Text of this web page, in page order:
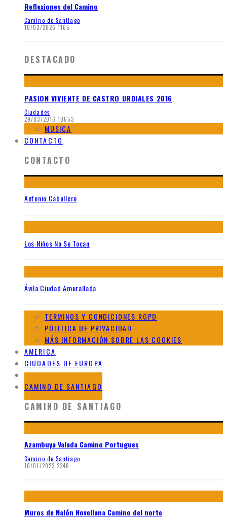
Reflexiones del Camino
Camino de Santiago
10/03/2026 1165
DESTACADO
PASION VIVIENTE DE CASTRO URDIALES 2016
Ciudades
29/03/2016 10653
MUSICA
CONTACTO
CONTACTO
Antonio Caballero
Los Niños No Se Tocan
Ávila Ciudad Amurallada
TERMINOS Y CONDICIONES RGPD
POLITICA DE PRIVACIDAD
MÁS INFORMACIÓN SOBRE LAS COOKIES
AMERICA
CIUDADES DE EUROPA
GALERIAS DE AFRICA
CAMINO DE SANTIAGO
CAMINO DE SANTIAGO
Azambuya Valada Camino Portugues
Camino de Santiago
10/01/2023 2346
Muros de Nalón Novellana Camino del norte